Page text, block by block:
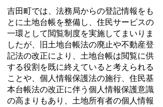
吉田町では、法務局からの登記情報をも
とに土地台帳を整備し、住民サービスの
一環として閲覧制度を実施してまいりま
したが、旧土地台帳法の廃止や不動産登
記法の改正により、土地台帳は閲覧に供
する役割を既に終えていると考えられる
ことや、個人情報保護法の施行、住民基
本台帳法の改正に伴う個人情報保護意識
の高まりもあり、土地所有者の個人情報